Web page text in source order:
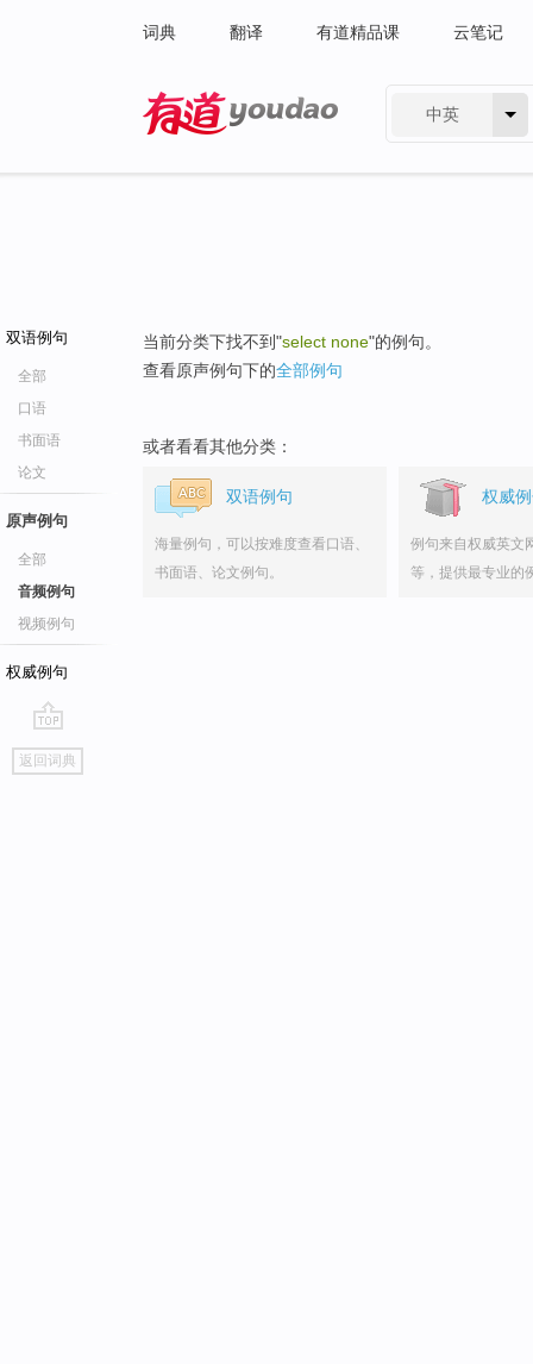
词典 翻译 有道精品课 云笔记
中英
双语例句
全部
口语
书面语
论文
原声例句
全部
音频例句
视频例句
权威例句
go
top
返回词典
当前分类下找不到"select none"的例句。
查看原声例句下的全部例句
或者看看其他分类：
双语例句
海量例句，可以按难度查看口语、
书面语、论文例句。
权威
例句来自权威英文
等，提供最专业的